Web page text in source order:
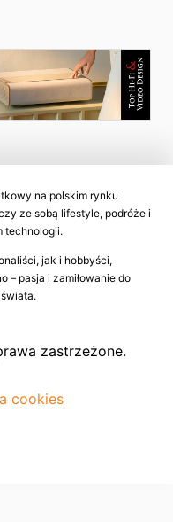
na polskim rynku
ze sobą lifestyle, podróże i
technologii.
jak i hobbyści,
– pasja i zamiłowanie do
zastrzeżone.
cookies